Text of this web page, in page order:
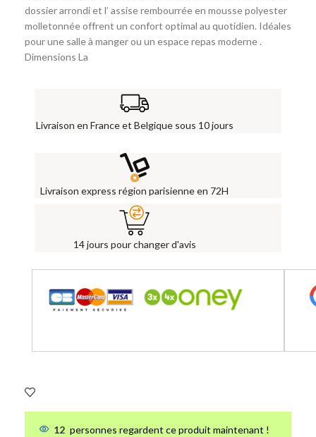
dossier arrondi et l’ assise rembourrée en mousse polyester
molletonnée offrent un confort optimal au quotidien. Idéales
pour une salle à manger ou un espace repas moderne .
Dimensions La
Livraison en France et Belgique sous 10 jours
Livraison express région parisienne en 72H
14 jours pour changer d'avis
12 personnes regardent ce produit maintenant !